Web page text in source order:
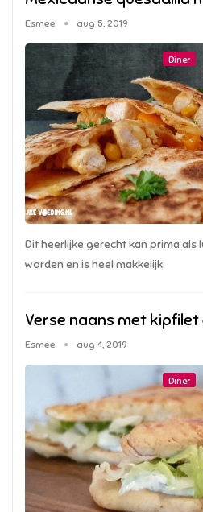
Esmee aug 5, 2019
Diner
Dit heerlijke gerecht kan prima als
worden en is heel makkelijk
Verse naans met
Esmee aug 4, 2019
Diner